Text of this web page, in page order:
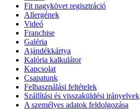
Fit nagykövet regisztráció
Allergének
Videó
Franchise
Galéria
Ajándékkártya
Kalória kalkulátor
Kapcsolat
Csapatunk
Felhasználási feltételek
Szállítási és visszaküldési irányelvek
A személyes adatok feldolgozása